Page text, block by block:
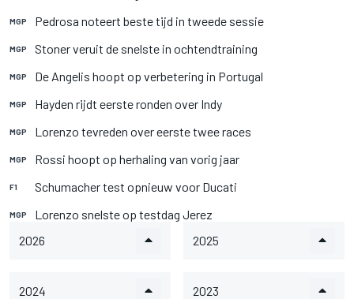
MGP Pedrosa noteert beste tijd in tweede sessie
MGP Stoner veruit de snelste in ochtendtraining
MGP De Angelis hoopt op verbetering in Portugal
MGP Hayden rijdt eerste ronden over Indy
MGP Lorenzo tevreden over eerste twee races
MGP Rossi hoopt op herhaling van vorig jaar
F1 Schumacher test opnieuw voor Ducati
MGP
Lorenzo snelste op testdag Jerez
2026
2025
2024 2023